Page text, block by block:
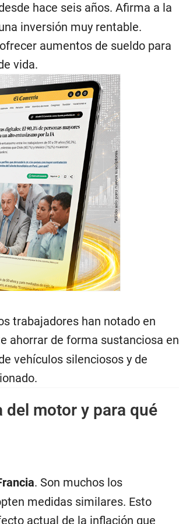
hace seis años. Afirma a la
inversión muy rentable.
aumentos de sueldo para
vida.
trabajadores han notado en
ahorrar de forma sustanciosa en
vehículos silenciosos y de
del motor y para qué
. Son muchos los
medidas similares. Esto
actual de la inflación que